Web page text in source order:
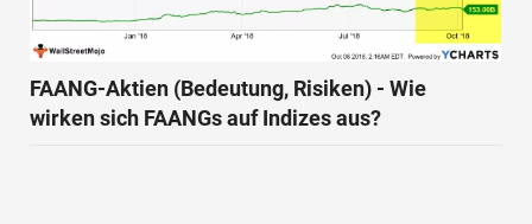
FAANG-Aktien (Bedeutung, Risiken) - Wie
wirken sich FAANGs auf Indizes aus?